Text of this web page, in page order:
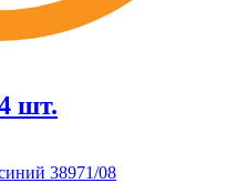
шт.
38971/08